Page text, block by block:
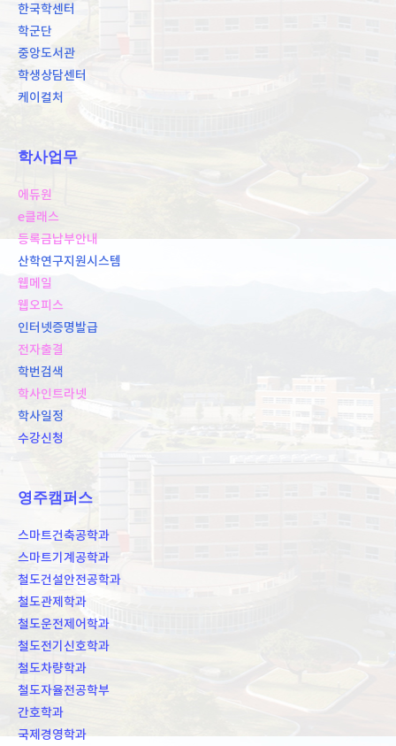
한국학센터
학군단
중앙도서관
학생상담센터
케이컬처
학사업무
에듀원
e클래스
등록금납부안내
산학연구지원시스템
웹메일
웹오피스
인터넷증명발급
전자출결
학번검색
학사인트라넷
학사일정
수강신청
영주캠퍼스
스마트건축공학과
스마트기계공학과
철도건설안전공학과
철도관제학과
철도운전제어학과
철도전기신호학과
철도차량학과
철도자율전공학부
간호학과
국제경영학과